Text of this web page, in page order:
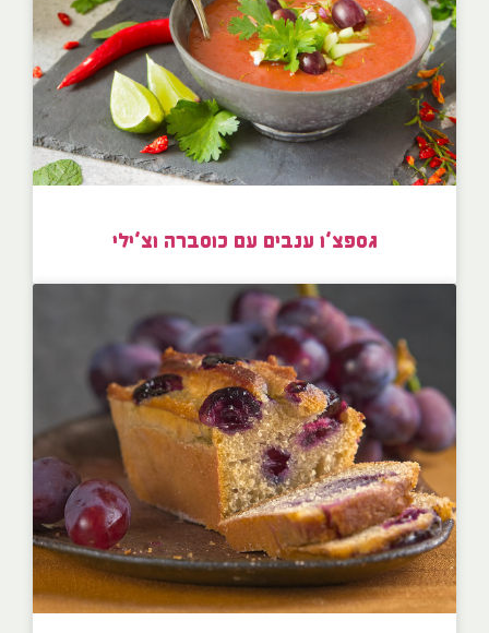
גספצ’ו ענבים עם כוסברה וצ’ילי